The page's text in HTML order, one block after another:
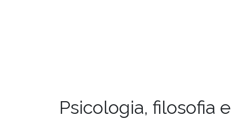
Psicologia, filosofia